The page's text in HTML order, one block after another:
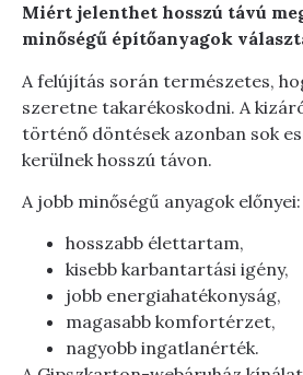
Miért jelenthet hosszú távú
minőségű építőanyagok
A felújítás során természetes,
szeretne takarékoskodni. A
történő döntések azonban sok
kerülnek hosszú távon.
A jobb minőségű anyagok előnyei:
hosszabb élettartam,
kisebb karbantartási igény,
jobb energiahatékonyság,
magasabb komfortérzet,
nagyobb ingatlanérték.